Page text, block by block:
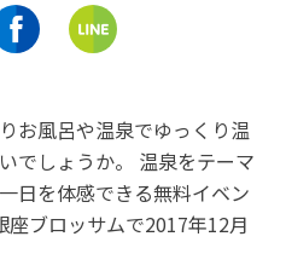
深海生物館」
お風呂や温泉でゆっくり温
でしょうか。 温泉をテーマ
日を体感できる無料イベン
座ブロッサムで2017年12月